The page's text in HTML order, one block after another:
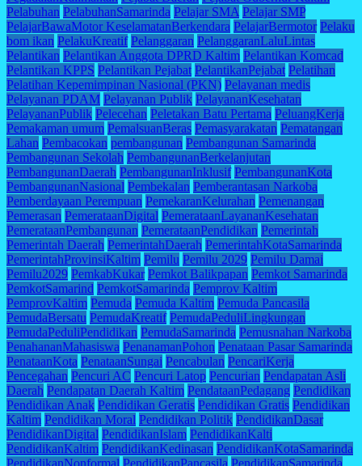
Pelabuhan PelabuhanSamarinda Pelajar SMA Pelajar SMP
PelajarBawaMotor KeselamatanBerkendara PelajarBermotor Pelaku
bom ikan PelakuKreatif Pelanggaran PelanggaranLaluLintas
Pelantikan Pelantikan Anggota DPRD Kaltim Pelantikan Komcad
Pelantikan KPPS Pelantikan Pejabat PelantikanPejabat Pelatihan
Pelatihan Kepemimpinan Nasional (PKN) Pelayanan medis
Pelayanan PDAM Pelayanan Publik PelayananKesehatan
PelayananPublik Pelecehan Peletakan Batu Pertama PeluangKerja
Pemakaman umum PemalsuanBeras Pemasyarakatan Pematangan
Lahan Pembacokan pembangunan Pembangunan Samarinda
Pembangunan Sekolah PembangunanBerkelanjutan
PembangunanDaerah PembangunanInklusif PembangunanKota
PembangunanNasional Pembekalan Pemberantasan Narkoba
Pemberdayaan Perempuan PemekaranKelurahan Pemenangan
Pemerasan PemerataanDigital PemerataanLayananKesehatan
PemerataanPembangunan PemerataanPendidikan Pemerintah
Pemerintah Daerah PemerintahDaerah PemerintahKotaSamarinda
PemerintahProvinsiKaltim Pemilu Pemilu 2029 Pemilu Damai
Pemilu2029 PemkabKukar Pemkot Balikpapan Pemkot Samarinda
PemkotSamarind PemkotSamarinda Pemprov Kaltim
PemprovKaltim Pemuda Pemuda Kaltim Pemuda Pancasila
PemudaBersatu PemudaKreatif PemudaPeduliLingkungan
PemudaPeduliPendidikan PemudaSamarinda Pemusnahan Narkoba
PenahananMahasiswa PenanamanPohon Penataan Pasar Samarinda
PenataanKota PenataanSungai Pencabulan PencariKerja
Pencegahan Pencuri AC Pencuri Latop Pencurian Pendapatan Asli
Daerah Pendapatan Daerah Kaltim PendataanPedagang Pendidikan
Pendidikan Anak Pendidikan Geratis Pendidikan Gratis Pendidikan
Kaltim Pendidikan Moral Pendidikan Politik PendidikanDasar
PendidikanDigital PendidikanIslam PendidikanKalti
PendidikanKaltim PendidikanKedinasan PendidikanKotaSamarinda
PendidikanNonformal PendidikanPancasila PendidikanSamarinda